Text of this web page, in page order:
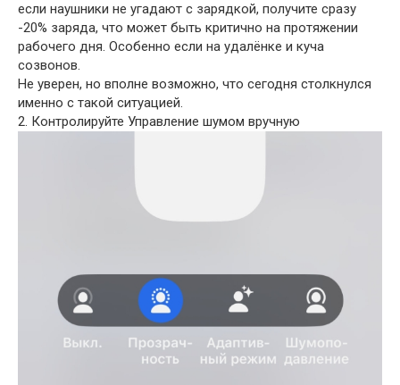
если наушники не угадают с зарядкой, получите сразу
-20% заряда, что может быть критично на протяжении
рабочего дня. Особенно если на удалёнке и куча
созвонов.
Не уверен, но вполне возможно, что сегодня столкнулся
именно с такой ситуацией.
2. Контролируйте Управление шумом вручную